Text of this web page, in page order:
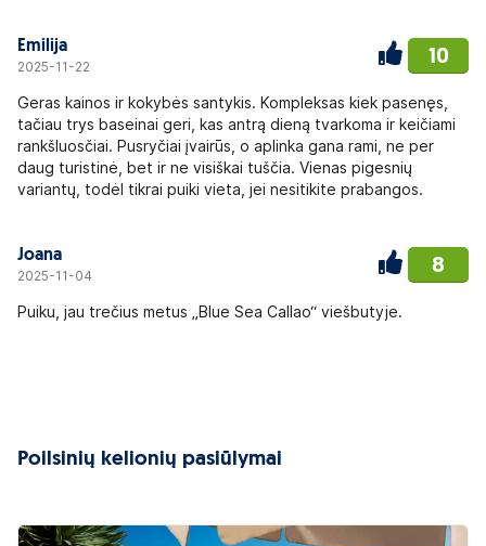
Emilija
2025-11-22 10
Geras kainos ir kokybės santykis. Kompleksas kiek pasenęs,
tačiau trys baseinai geri, kas antrą dieną tvarkoma ir keičiami
rankšluosčiai. Pusryčiai įvairūs, o aplinka gana rami, ne per
daug turistinė, bet ir ne visiškai tuščia. Vienas pigesnių
variantų, todėl tikrai puiki vieta, jei nesitikite prabangos.
Joana
2025-11-04 8
Puiku, jau trečius metus „Blue Sea Callao“ viešbutyje.
Poilsinių kelionių pasiūlymai